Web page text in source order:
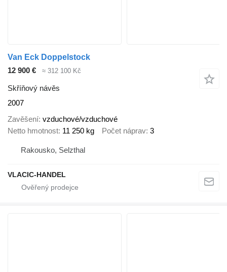
Van Eck Doppelstock
12 900 €
≈ 312 100 Kč
Skříňový návěs
2007
Zavěšení vzduchové/vzduchové
Netto hmotnost 11 250 kg Počet náprav 3
Rakousko, Selzthal
VLACIC-HANDEL